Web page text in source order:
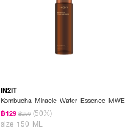
IN2IT
Kombucha Miracle Water Essence MWE
฿129 ฿259 (50%)
size 150 ML